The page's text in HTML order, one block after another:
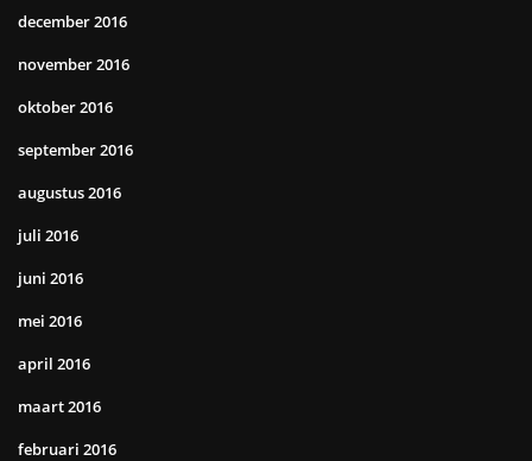
december 2016
november 2016
oktober 2016
september 2016
augustus 2016
juli 2016
juni 2016
mei 2016
april 2016
maart 2016
februari 2016